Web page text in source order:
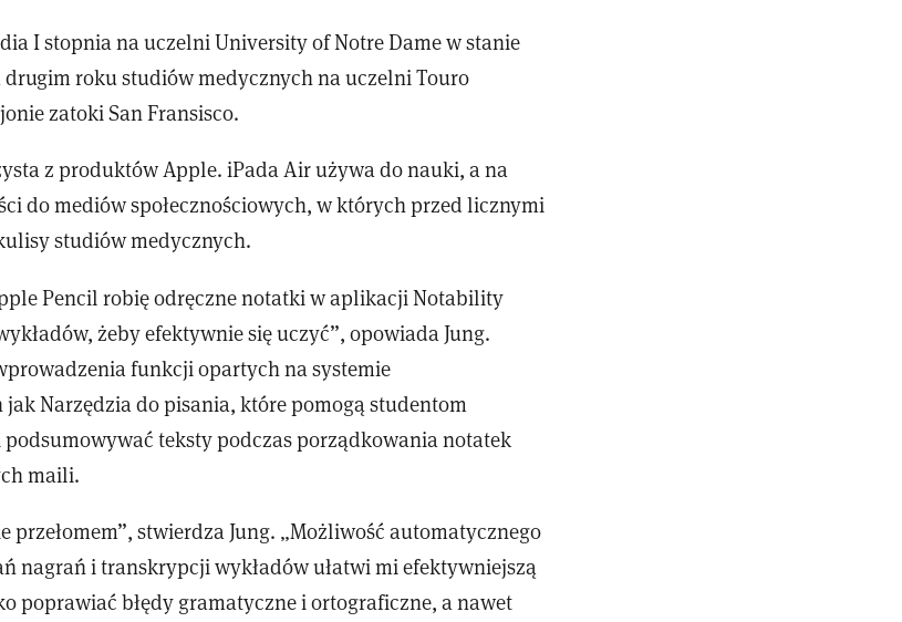
I stopnia na uczelni University of Notre Dame w stanie
roku studiów medycznych na uczelni Touro
zatoki San Fransisco.
z produktów Apple. iPada Air używa do nauki, a na
do mediów społecznościowych, w których przed licznymi
studiów medycznych.
Pencil robię odręczne notatki w aplikacji Notability
żeby efektywnie się uczyć”, opowiada Jung.
funkcji opartych na systemie
Narzędzia do pisania, które pomogą studentom
teksty podczas porządkowania notatek
maili.
przełomem”, stwierdza Jung. „Możliwość automatycznego
nagrań i transkrypcji wykładów ułatwi mi efektywniejszą
poprawiać błędy gramatyczne i ortograficzne, a nawet